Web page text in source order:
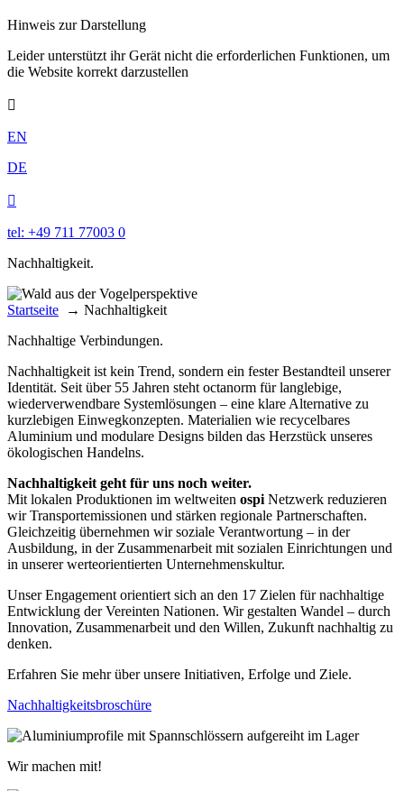
Hinweis zur Darstellung
Leider unterstützt ihr Gerät nicht die erforderlichen Funktionen, um
die Website korrekt darzustellen

EN
DE

tel: +49 711 77003 0
Nachhaltigkeit.
Startseite → Nachhaltigkeit
Nachhaltige Verbindungen.
Nachhaltigkeit ist kein Trend, sondern ein fester Bestandteil unserer
Identität. Seit über 55 Jahren steht octanorm für langlebige,
wiederverwendbare Systemlösungen – eine klare Alternative zu
kurzlebigen Einwegkonzepten. Materialien wie recycelbares
Aluminium und modulare Designs bilden das Herzstück unseres
ökologischen Handelns.
Nachhaltigkeit geht für uns noch weiter.
Mit lokalen Produktionen im weltweiten ospi Netzwerk reduzieren
wir Transportemissionen und stärken regionale Partnerschaften.
Gleichzeitig übernehmen wir soziale Verantwortung – in der
Ausbildung, in der Zusammenarbeit mit sozialen Einrichtungen und
in unserer werteorientierten Unternehmenskultur.
Unser Engagement orientiert sich an den 17 Zielen für nachhaltige
Entwicklung der Vereinten Nationen. Wir gestalten Wandel – durch
Innovation, Zusammenarbeit und den Willen, Zukunft nachhaltig zu
denken.
Erfahren Sie mehr über unsere Initiativen, Erfolge und Ziele.
Nachhaltigkeitsbroschüre
Wir machen mit!